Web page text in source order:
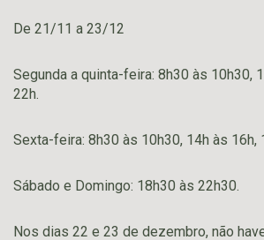
De 21/11 a 23/12
Segunda a quinta-feira: 8h30 às 10h30,
22h.
Sexta-feira: 8h30 às 10h30, 14h às 16h,
Sábado e Domingo: 18h30 às 22h30.
Nos dias 22 e 23 de dezembro, não